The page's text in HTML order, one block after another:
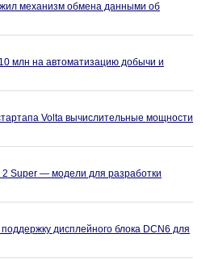
механизм обмена данными об
млн на автоматизацию добычи и
Volta вычислительные мощности
2 Super — модели для разработки
дисплейного блока DCN6 для